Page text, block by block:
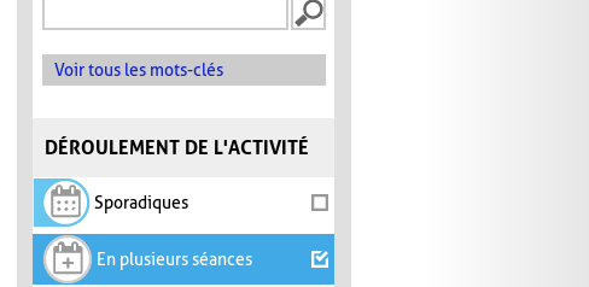
Voir tous les mots-clés
DÉROULEMENT DE L'ACTIVITÉ
Sporadiques
En plusieurs séances